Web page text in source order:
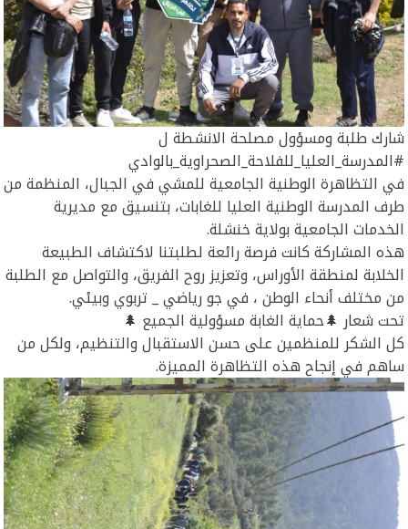
شارك طلبة ومسؤول مصلحة الانشطة ل
#المدرسة_العليا_للفلاحة_الصحراوية_بالوادي
في التظاهرة الوطنية الجامعية للمشي في الجبال، المنظمة من
طرف المدرسة الوطنية العليا للغابات، بتنسيق مع مديرية
الخدمات الجامعية بولاية خنشلة.
هذه المشاركة كانت فرصة رائعة لطلبتنا لاكتشاف الطبيعة
الخلابة لمنطقة الأوراس، وتعزيز روح الفريق، والتواصل مع الطلبة
من مختلف أنحاء الوطن ، في جو رياضي _ تربوي وبيئي.
تحت شعار 🌲حماية الغابة مسؤولية الجميع 🌲
كل الشكر للمنظمين على حسن الاستقبال والتنظيم، ولكل من
ساهم في إنجاح هذه التظاهرة المميزة.